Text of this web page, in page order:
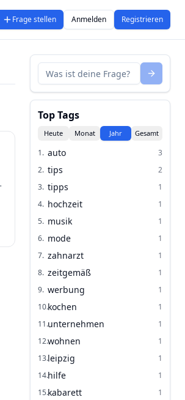
Frage stellen Anmelden Registrieren
Top Tags
Heute Monat Jahr Gesamt
1. auto
3
2. tips
2
3. tipps
1
4. hochzeit
1
5. musik
1
6. mode
1
7. zahnarzt
1
8. zeitgemäß
1
9. werbung
1
10.kochen
1
11.unternehmen
1
12.wohnen
1
13.leipzig
1
14.hilfe
1
15.kabarett
1